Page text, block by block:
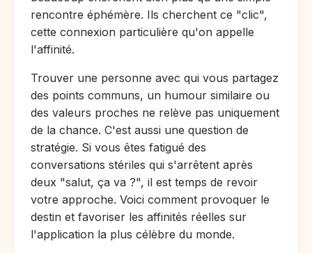
rencontre éphémère. Ils cherchent ce "clic",
cette connexion particulière qu'on appelle
l'affinité.
Trouver une personne avec qui vous partagez
des points communs, un humour similaire ou
des valeurs proches ne relève pas uniquement
de la chance. C'est aussi une question de
stratégie. Si vous êtes fatigué des
conversations stériles qui s'arrêtent après
deux "salut, ça va ?", il est temps de revoir
votre approche. Voici comment provoquer le
destin et favoriser les affinités réelles sur
l'application la plus célèbre du monde.